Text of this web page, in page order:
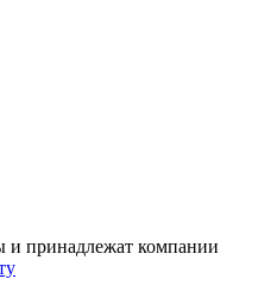
и принадлежат компании